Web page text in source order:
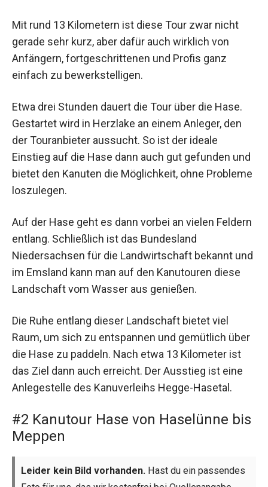
Mit rund 13 Kilometern ist diese Tour zwar nicht
gerade sehr kurz, aber dafür auch wirklich von
Anfängern, fortgeschrittenen und Profis ganz
einfach zu bewerkstelligen.
Etwa drei Stunden dauert die Tour über die Hase.
Gestartet wird in Herzlake an einem Anleger, den
der Touranbieter aussucht. So ist der ideale
Einstieg auf die Hase dann auch gut gefunden und
bietet den Kanuten die Möglichkeit, ohne Probleme
loszulegen.
Auf der Hase geht es dann vorbei an vielen Feldern
entlang. Schließlich ist das Bundesland
Niedersachsen für die Landwirtschaft bekannt und
im Emsland kann man auf den Kanutouren diese
Landschaft vom Wasser aus genießen.
Die Ruhe entlang dieser Landschaft bietet viel
Raum, um sich zu entspannen und gemütlich über
die Hase zu paddeln. Nach etwa 13 Kilometer ist
das Ziel dann auch erreicht. Der Ausstieg ist eine
Anlegestelle des Kanuverleihs Hegge-Hasetal.
#2 Kanutour Hase von Haselünne bis
Meppen
Leider kein Bild vorhanden. Hast du ein passendes